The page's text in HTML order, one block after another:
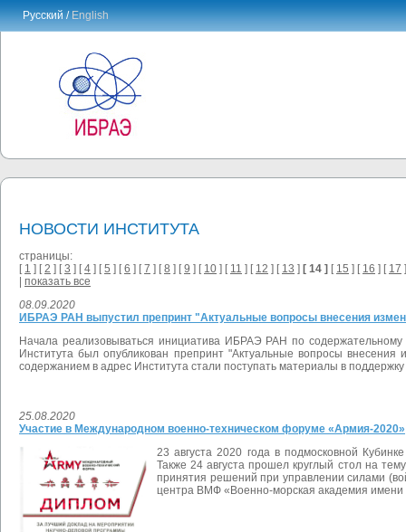
Русский /English
НОВОСТИ ИНСТИТУТА
страницы:
[ 1 ] [2 ] [3 ] [4 ] [5 ] [6 ] [7 ] [8 ] [9 ] [ 10 ] [ 11 ] [ 12 ] [ 13 ] [ 14 ] [ 15 ] [ 16 ] [ 17
показать все
08.09.2020
ИБРАЭ РАН выпустил препринт "Актуальные вопросы внесения
Начала реализовываться инициатива ИБРАЭ РАН по
Института был опубликован препринт "Актуальные вопросы
содержанием в адрес Института стали поступать материалы в
25.08.2020
Участие в Международном военно-техническом форуме «Армия-2020»
23 августа 2020 года в подмосковной
Также24 августа прошелкруглый стол на
принятия решений при управлении силами
центра ВМФ «Военно-морская академия имени